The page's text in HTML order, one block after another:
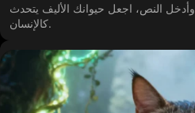
النص، اجعل حيوانك الأليف يتحدث
كالإنسان.